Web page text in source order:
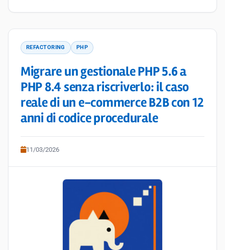
REFACTORING PHP
Migrare un gestionale PHP 5.6 a
PHP 8.4 senza riscriverlo: il caso
reale di un e-commerce B2B con 12
anni di codice procedurale
11/03/2026